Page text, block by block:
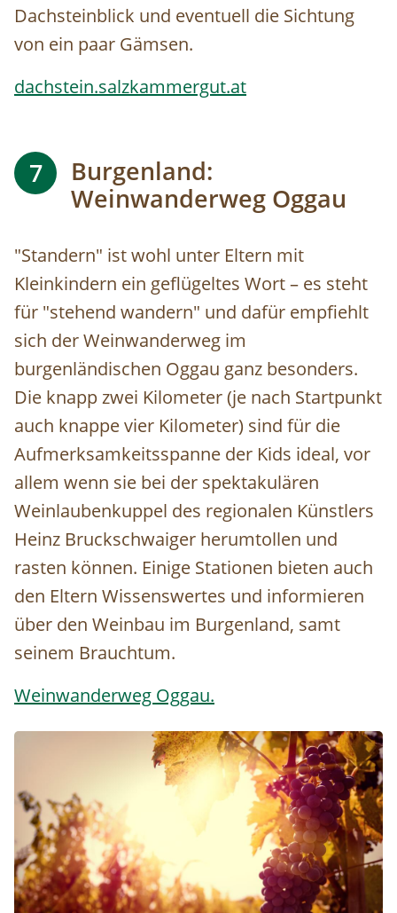
Dachsteinblick und eventuell die Sichtung
von ein paar Gämsen.
dachstein.salzkammergut.at
7
Burgenland:
Weinwanderweg Oggau
"Standern" ist wohl unter Eltern mit
Kleinkindern ein geflügeltes Wort – es steht
für "stehend wandern" und dafür empfiehlt
sich der Weinwanderweg im
burgenländischen Oggau ganz besonders.
Die knapp zwei Kilometer (je nach Startpunkt
auch knappe vier Kilometer) sind für die
Aufmerksamkeitsspanne der Kids ideal, vor
allem wenn sie bei der spektakulären
Weinlaubenkuppel des regionalen Künstlers
Heinz Bruckschwaiger herumtollen und
rasten können. Einige Stationen bieten auch
den Eltern Wissenswertes und informieren
über den Weinbau im Burgenland, samt
seinem Brauchtum.
Weinwanderweg Oggau.